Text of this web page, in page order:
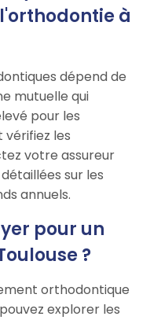
à
dépend de
mutuelle qui
pour les
les
votre assureur
sur les
annuels.
pour un
?
orthodontique
explorer les